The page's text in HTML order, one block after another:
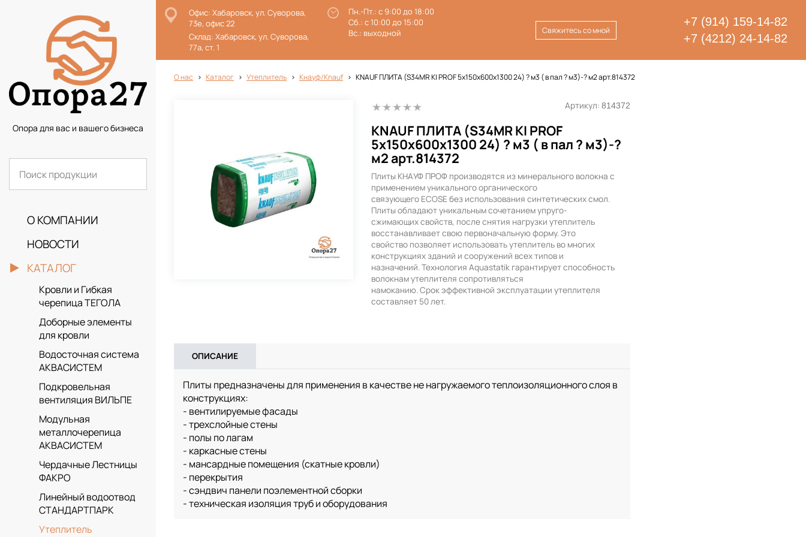
Опора для вас и вашего бизнеса
О КОМПАНИИ
НОВОСТИ
КАТАЛОГ
Кровли и Гибкая
черепица ТЕГОЛА
Доборные элементы
для кровли
Водосточная система
АКВАСИСТЕМ
Подкровельная
вентиляция ВИЛЬПЕ
Модульная
металлочерепица
АКВАСИСТЕМ
Чердачные Лестницы
ФАКРО
Линейный водоотвод
СТАНДАРТПАРК
Утеплитель
Офис: Хабаровск, ул. Суворова,
73е, офис 22
Склад: Хабаровск, ул. Суворова,
77а, ст. 1
Пн.-Пт.: с 9:00 до 18:00
Сб.: с 10:00 до 15:00
Вс.: выходной
+7 (914) 159-14-82
+7 (4212) 24-14-82
Свяжитесь со мной
О нас Каталог Утеплитель Кнауф/Knauf KNAUF ПЛИТА (S34MR KI PROF 5x150x600x1300 24) ? м3 ( в пал ? м3)-? м2 арт.814372
Артикул: 814372
KNAUF ПЛИТА (S34MR KI PROF
5x150x600x1300 24) ? м3 ( в пал ? м3)-?
м2 арт.814372
Плиты КНАУФ ПРОФ производятся из минерального волокна с
применением уникального органического
связующего ECOSE без использования синтетических смол.
Плиты обладают уникальным сочетанием упруго-
сжимающих свойств, после снятия нагрузки утеплитель
восстанавливает свою первоначальную форму. Это
свойство позволяет использовать утеплитель во многих
конструкциях зданий и сооружений всех типов и
назначений. Технология Aquastatik гарантирует способность
волокнам утеплителя сопротивляться
намоканию. Срок эффективной эксплуатации утеплителя
составляет 50 лет.
ОПИСАНИЕ
Плиты предназначены для применения в качестве не нагружаемого теплоизоляционного слоя в
конструкциях:
- вентилируемые фасады
- трехслойные стены
- полы по лагам
- каркасные стены
- мансардные помещения (скатные кровли)
- перекрытия
- сэндвич панели поэлементной сборки
- техническая изоляция труб и оборудования